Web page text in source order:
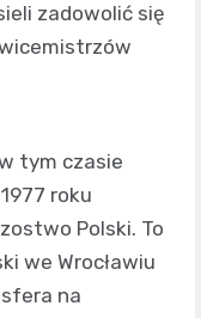
zadowolić się
tym czasie
roku
Polski. To
we Wrocławiu
na